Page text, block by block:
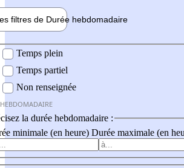
filtres de Durée hebdomadaire
Temps plein
Temps partiel
Non renseignée
la durée hebdomadaire :
minimale (en heure) Durée maximale (en